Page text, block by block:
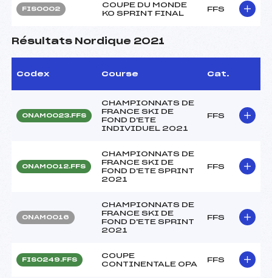
FIS0002
COUPE DU MONDE
KO SPRINT FINAL
FFS
Résultats Nordique 2021
Codex Course Cat.
ONAM0023.FFS
CHAMPIONNATS DE
FRANCE SKI DE
FOND D'ETE
INDIVIDUEL 2021
FFS
ONAM0012.FFS
CHAMPIONNATS DE
FRANCE SKI DE
FOND D'ETE SPRINT
2021
FFS
ONAM0016
CHAMPIONNATS DE
FRANCE SKI DE
FOND D'ETE SPRINT
2021
FFS
FIS0249.FFS
COUPE
CONTINENTALE OPA
FFS